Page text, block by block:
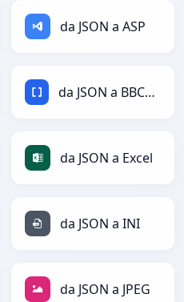
da JSON a ASP
da JSON a BBCode
da JSON a Excel
da JSON a INI
da JSON a JPEG